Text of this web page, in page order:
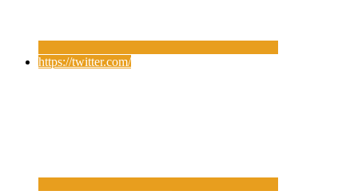
https://twitter.com/